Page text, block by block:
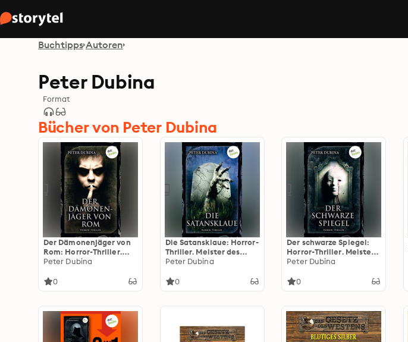
Buchtipps Autoren
Peter Dubina
Format
Bücher von Peter Dubina
Der Dämonenjäger von
Rom: Horror-Thriller.
Meister des Grauens -
Peter Dubina
0
Die Satansklaue: Horror-
Thriller. Meister des
Grauens - Band 9
Peter Dubina
0
Der schwarze Spiegel:
Horror-Thriller. Meister
des Grauens - Band 10
Peter Dubina
0